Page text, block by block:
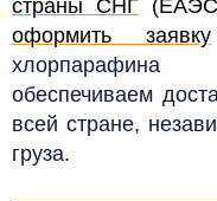
страны СНГ
оформить заявку
хлорпарафина
обеспечиваем
всей стране,
груза.